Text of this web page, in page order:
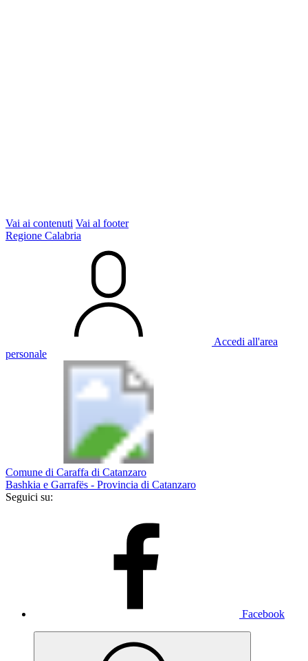
Vai ai contenuti Vai al footer
Regione Calabria
Accedi all'area
personale
Comune di Caraffa di Catanzaro
Bashkia e Garrafës - Provincia di Catanzaro
Seguici su:
Facebook